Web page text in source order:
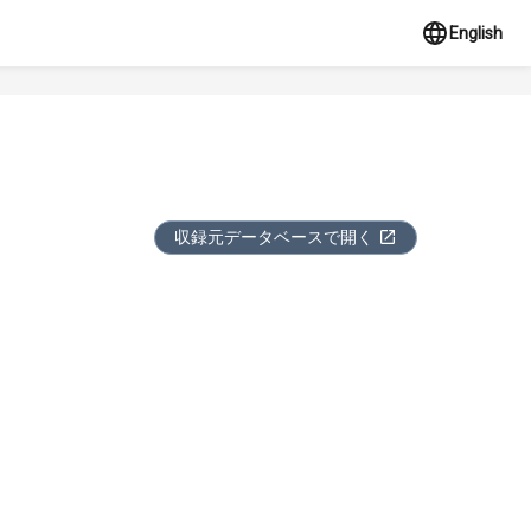
English
収録元データベースで開く